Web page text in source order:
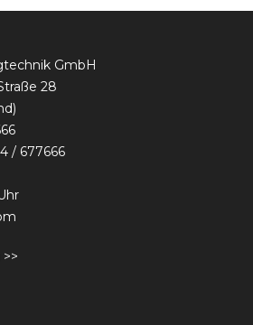
GmbH
28
/ 677666